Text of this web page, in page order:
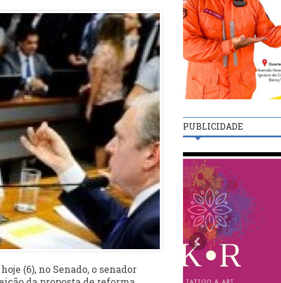
(6), no Senado, o senador
PUBLICIDADE